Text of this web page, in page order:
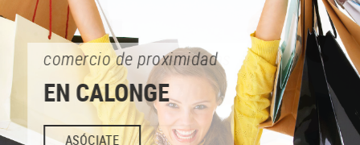
comercio de proximidad
EN CALONGE
ASÓCIATE